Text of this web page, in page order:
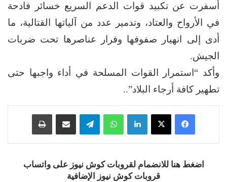
أسفرت عن تكبيد قوات الدعم السريع خسائر فادحة
في الأرواح والعتاد، وتدمير عدد من آلياتها القتالية، ما
أدى إلى انهيار صفوفها وفرار عناصرها تحت ضربات
الجيش.
وأكد “استمرار القوات المسلحة في أداء واجبها حتى
تطهير كافة أرجاء البلاد”..
فيسبوك ‫X لينكدإن واتساب تيلقرام
اضغط هنا للانضمام لقروبات كوش نيوز على واتساب
قروبات كوش نيوز الإضافية